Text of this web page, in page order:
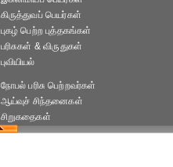
கிருத்துவப் பெயர்கள்
புகழ் பெற்ற புத்தகங்கள்
பரிசுகள் & விருதுகள்
புவியியல்
நோபல் பரிசு‎ பெற்றவர்‎கள்
ஆய்வுச் சிந்தனைகள்
சிறுகதைகள்